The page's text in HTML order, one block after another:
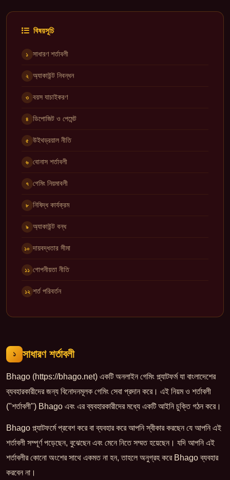
বিষয়সূচি
১ সাধারণ শর্তাবলী
২ অ্যাকাউন্ট নিবন্ধন
৩ বয়স যাচাইকরণ
৪ ডিপোজিট ও পেমেন্ট
৫ উইথড্রয়াল নীতি
৬ বোনাস শর্তাবলী
৭ গেমিং নিয়মাবলী
৮ নিষিদ্ধ কার্যক্রম
৯ অ্যাকাউন্ট বন্ধ
১০ দায়বদ্ধতার সীমা
১১ গোপনীয়তা নীতি
১২ শর্ত পরিবর্তন
১ সাধারণ শর্তাবলী
Bhago (https://bhago.net) একটি অনলাইন গেমিং প্ল্যাটফর্ম যা বাংলাদেশের
ব্যবহারকারীদের জন্য বিনোদনমূলক গেমিং সেবা প্রদান করে। এই নিয়ম ও শর্তাবলী
("শর্তাবলী") Bhago এবং এর ব্যবহারকারীদের মধ্যে একটি আইনি চুক্তি গঠন করে।
Bhago প্ল্যাটফর্মে প্রবেশ করে বা ব্যবহার করে আপনি স্বীকার করছেন যে আপনি এই
শর্তাবলী সম্পূর্ণ পড়েছেন, বুঝেছেন এবং মেনে নিতে সম্মত হয়েছেন। যদি আপনি এই
শর্তাবলীর কোনো অংশের সাথে একমত না হন, তাহলে অনুগ্রহ করে Bhago ব্যবহার
করবেন না।